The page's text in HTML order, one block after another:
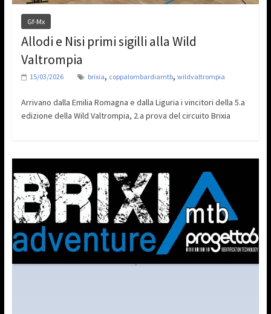
Gf-Mx
Allodi e Nisi primi sigilli alla Wild
Valtrompia
15/03/2026 brixia, coppalombardiamtb, wildvaltrompia
Arrivano dalla Emilia Romagna e dalla Liguria i vincitori della 5.a
edizione della Wild Valtrompia, 2.a prova del circuito Brixia